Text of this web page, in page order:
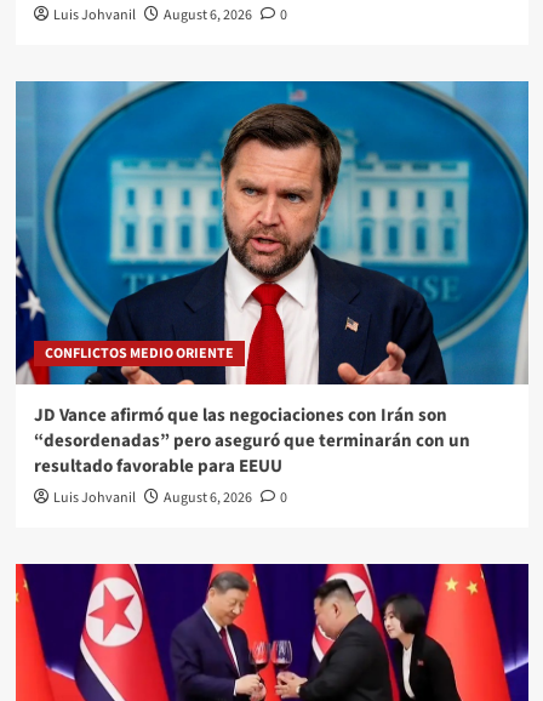
Luis Johvanil August 6, 2026 0
CONFLICTOS MEDIO ORIENTE
JD Vance afirmó que las negociaciones con Irán son
“desordenadas” pero aseguró que terminarán con un
resultado favorable para EEUU
Luis Johvanil August 6, 2026 0